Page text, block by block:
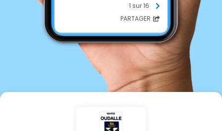
Les principales mesures sont
les suivantes :
🚫 Interdiction des feux
d’artifice, pétards et lanternes
volantes sur l’ensemble du
territoire communal.
planchas, braseros et autres
appareils de cuisson à
1 sur 16
PARTAGER